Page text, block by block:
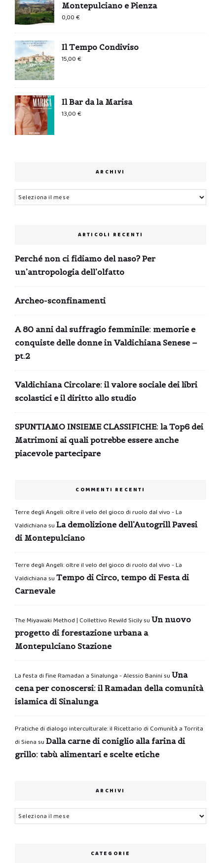
Montepulciano e Pienza
0,00€
Il Tempo Condiviso
15,00€
Il Bar da la Marisa
13,00€
ARCHIVI
Archivi
ARTICOLI RECENTI
Perché non ci fidiamo del naso? Per
un’antropologia dell’olfatto
Archeo-sconfinamenti
A 80 anni dal suffragio femminile: memorie e
conquiste delle donne in Valdichiana Senese –
pt.2
Valdichiana Circolare: il valore sociale dei libri
scolastici e il diritto allo studio
SPUNTIAMO INSIEME CLASSIFICHE: la Top6 dei
Matrimoni ai quali potrebbe essere anche
piacevole partecipare
COMMENTI RECENTI
Terre degli Angeli: oltre il velo del gioco di ruolo dal vivo - La
Valdichiana su La demolizione dell’Autogrill Pavesi
di Montepulciano
Terre degli Angeli: oltre il velo del gioco di ruolo dal vivo - La
Valdichiana su Tempo di Circo, tempo di Festa di
Carnevale
The Miyawaki Method | Collettivo Rewild Sicilysu Un nuovo
progetto di forestazione urbana a
Montepulciano Stazione
La festa di fine Ramadan a Sinalunga - Alessio Banini su Una
cena per conoscersi: il Ramadan della comunità
islamica di Sinalunga
Pratiche di dialogo interculturale: il Ricettario di Comunità a Torrita
di Siena su Dalla carne di coniglio alla farina di
grillo: tabù alimentari e scelte etiche
ARCHIVI
Archivi
CATEGORIE